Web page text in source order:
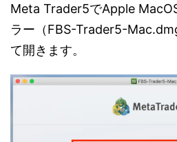
Meta Trader5でApple
ラー（FBS-Trader5-
て開きます。